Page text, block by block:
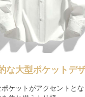
な大型ポケットデ
ケットがアクセントと